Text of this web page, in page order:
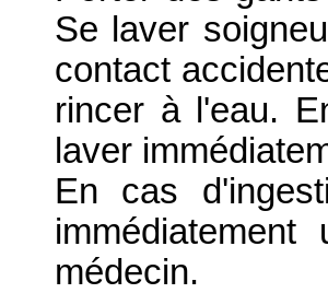
Se laver
contact
rincer à l'eau.
laver
En cas
médecin.